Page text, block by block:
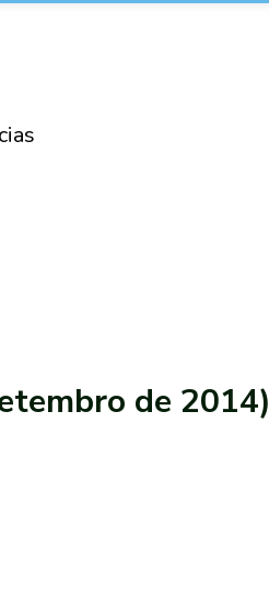
de 2014)